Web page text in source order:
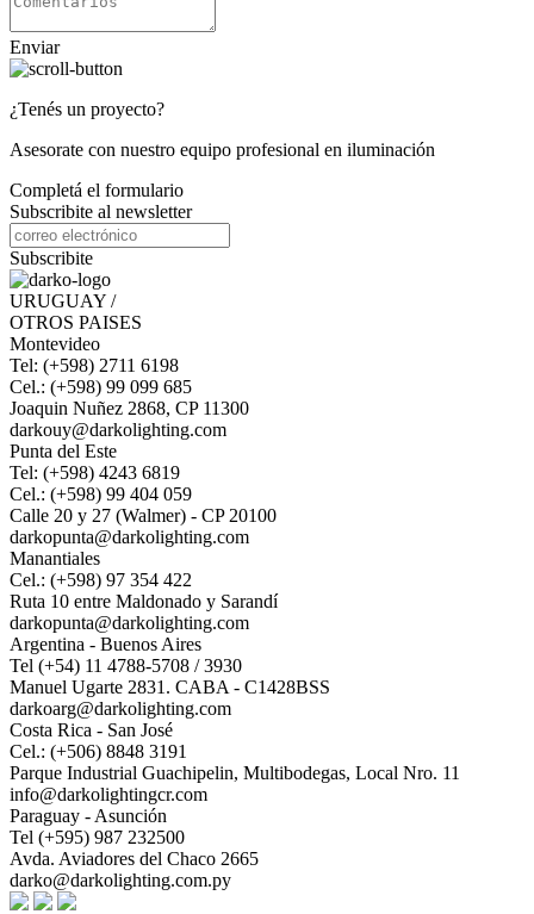
Enviar
¿Tenés un proyecto?
Asesorate con nuestro equipo profesional en iluminación
Completá el formulario
Subscribite al newsletter
Subscribite
URUGUAY /
OTROS PAISES
Montevideo
Tel: (+598) 2711 6198
Cel.: (+598) 99 099 685
Joaquin Nuñez 2868, CP 11300
darkouy@darkolighting.com
Punta del Este
Tel: (+598) 4243 6819
Cel.: (+598) 99 404 059
Calle 20 y 27 (Walmer) - CP 20100
darkopunta@darkolighting.com
Manantiales
Cel.: (+598) 97 354 422
Ruta 10 entre Maldonado y Sarandí
darkopunta@darkolighting.com
Argentina - Buenos Aires
Tel (+54) 11 4788-5708 / 3930
Manuel Ugarte 2831. CABA - C1428BSS
darkoarg@darkolighting.com
Costa Rica - San José
Cel.: (+506) 8848 3191
Parque Industrial Guachipelin, Multibodegas, Local Nro. 11
info@darkolightingcr.com
Paraguay - Asunción
Tel (+595) 987 232500
Avda. Aviadores del Chaco 2665
darko@darkolighting.com.py